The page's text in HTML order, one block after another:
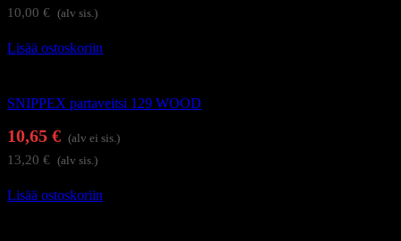
10,00 € (alv sis.)
Lisää ostoskoriin
SNIPPEX partaveitsi 129 WOOD
10,65 € (alv ei sis.)
13,20 € (alv sis.)
Lisää ostoskoriin